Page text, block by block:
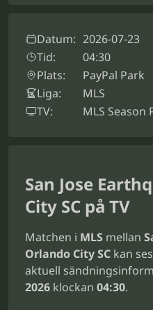
Datum: 2026-07-23
Tid:
04:30
Plats:
PayPal Park
Liga:
MLS
TV:
MLS Season
San Jose
City SC på TV
Matchen i MLS mellan
Orlando City SC kan
aktuell
2026 klockan 04:30.